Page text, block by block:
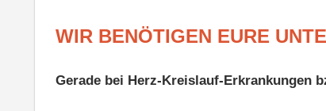
WIR BENÖTIGEN EURE
Gerade bei Herz-Kreislauf-Erkrankungen